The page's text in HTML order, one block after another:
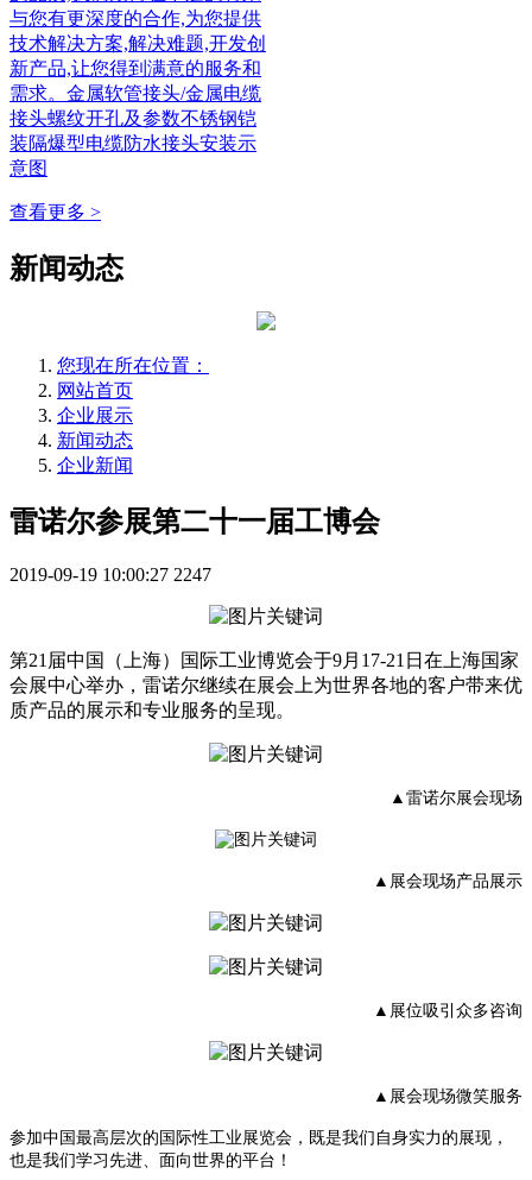
与您有更深度的合作,为您提供
技术解决方案,解决难题,开发创
新产品,让您得到满意的服务和
需求。金属软管接头/金属电缆
接头螺纹开孔及参数不锈钢铠
装隔爆型电缆防水接头安装示
意图
查看更多 >
新闻动态
您现在所在位置：
网站首页
企业展示
新闻动态
企业新闻
雷诺尔参展第二十一届工博会
2019-09-19 10:00:27 2247
第21届中国（上海）国际工业博览会于9月17-21日在上海国家
会展中心举办，雷诺尔继续在展会上为世界各地的客户带来优
质产品的展示和专业服务的呈现。
▲雷诺尔展会现场
▲展会现场产品展示
▲展位吸引众多咨询
▲展会现场微笑服务
参加中国最高层次的国际性工业展览会，既是我们自身实力的展现，
也是我们学习先进、面向世界的平台！